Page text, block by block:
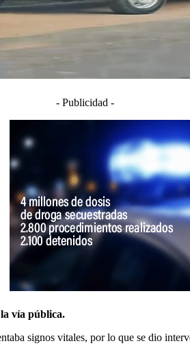
- Publicidad -
vía pública.
signos vitales, por lo que se dio